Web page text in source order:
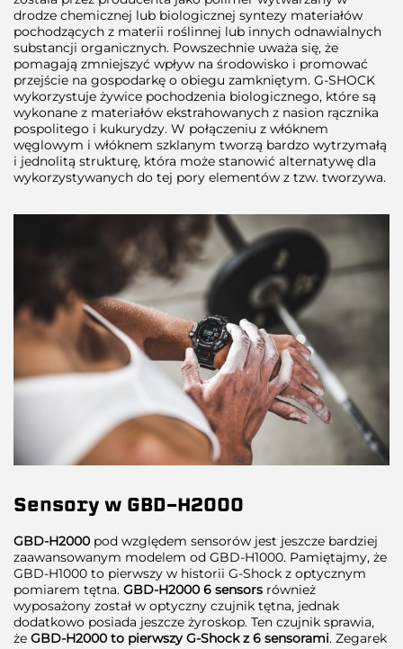
drodze chemicznej lub biologicznej syntezy materiałów
pochodzących z materii roślinnej lub innych odnawialnych
substancji organicznych. Powszechnie uważa się, że
pomagają zmniejszyć wpływ na środowisko i promować
przejście na gospodarkę o obiegu zamkniętym. G-SHOCK
wykorzystuje żywice pochodzenia biologicznego, które są
wykonane z materiałów ekstrahowanych z nasion rącznika
pospolitego i kukurydzy. W połączeniu z włóknem
węglowym i włóknem szklanym tworzą bardzo wytrzymałą
i jednolitą strukturę, która może stanowić alternatywę dla
wykorzystywanych do tej pory elementów z tzw. tworzywa.
Sensory w GBD-H2000
GBD-H2000 pod względem sensorów jest jeszcze bardziej
zaawansowanym modelem od GBD-H1000. Pamiętajmy, że
GBD-H1000 to pierwszy w historii G-Shock z optycznym
pomiarem tętna. GBD-H2000 6 sensors również
wyposażony został w optyczny czujnik tętna, jednak
dodatkowo posiada jeszcze żyroskop. Ten czujnik sprawia,
że GBD-H2000 to pierwszy G-Shock z 6 sensorami. Zegarek